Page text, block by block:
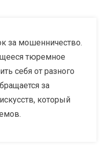
за мошенничество.
тюремное
себя от разного
за
который